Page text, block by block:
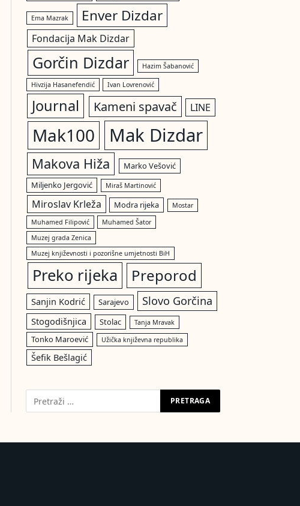
Ema Mazrak Enver Dizdar
Fondacija Mak Dizdar
Gorčin Dizdar Hazim Šabanović
Hivzija Hasanefendić Ivan Lovrenović
Journal Kameni spavač LINE
Mak100 Mak Dizdar
Makova Hiža
Marko Vešović
Miljenko Jergović
Miraš Martinović
Miroslav Krleža Modra rijeka
Mostar
Muhamed Filipović
Muhamed Šator
Muzej grada Zenica
Muzej književnosti i pozorišne umjetnosti BiH
Preko rijeka Preporod
Sanjin Kodrić Sarajevo Slovo Gorčina
Stogodišnjica Stolac Tanja Mravak
Tonko Maroević Užička književna republika
Šefik Bešlagić